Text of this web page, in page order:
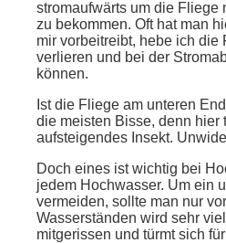
stromaufwärts um die Fliege
zu bekommen. Oft hat man
mir vorbeitreibt, hebe ich die
verlieren und bei der
können.
Ist die Fliege am unteren
die meisten Bisse, denn hier
aufsteigendes Insekt.
Doch eines ist wichtig bei
jedem Hochwasser. Um ein
vermeiden, sollte man nur
Wasserständen wird sehr
mitgerissen und türmt sich